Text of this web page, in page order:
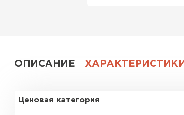
ОПИСАНИЕ ХАРАКТЕРИСТИКИ
Ценовая категория